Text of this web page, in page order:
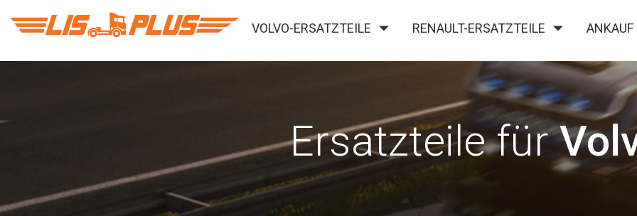
VOLVO-ERSATZTEILE RENAULT-ERSATZTEILE ANKAUF
Ersatzteile für